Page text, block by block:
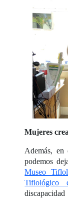
Mujeres
Además, en
podemos
Museo
Tiflológico